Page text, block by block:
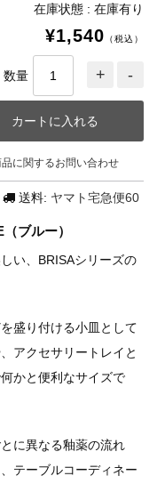
在庫状態 : 在庫有り
¥1,540 （税込）
数量
に関するお問い合わせ
送料: ヤマト宅急便60
ブルー）
い、BRISAシリーズの
盛り付ける小皿として
アクセサリートレイと
かと便利なサイズで
に異なる釉薬の流れ
テーブルコーディネー